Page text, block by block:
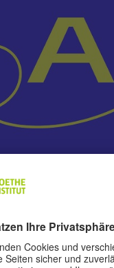
Ausstellung?
aus